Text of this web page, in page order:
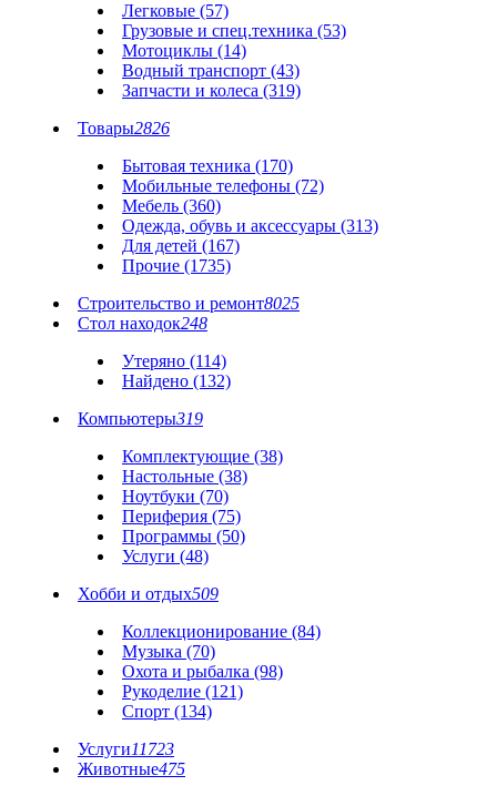
Легковые (57)
Грузовые и спец.техника (53)
Мотоциклы (14)
Водный транспорт (43)
Запчасти и колеса (319)
Товары2826
Бытовая техника (170)
Мобильные телефоны (72)
Мебель (360)
Одежда, обувь и аксессуары (313)
Для детей (167)
Прочие (1735)
Строительство и ремонт8025
Стол находок248
Утеряно (114)
Найдено (132)
Компьютеры319
Комплектующие (38)
Настольные (38)
Ноутбуки (70)
Периферия (75)
Программы (50)
Услуги (48)
Хобби и отдых509
Коллекционирование (84)
Музыка (70)
Охота и рыбалка (98)
Рукоделие (121)
Спорт (134)
Услуги11723
Животные475